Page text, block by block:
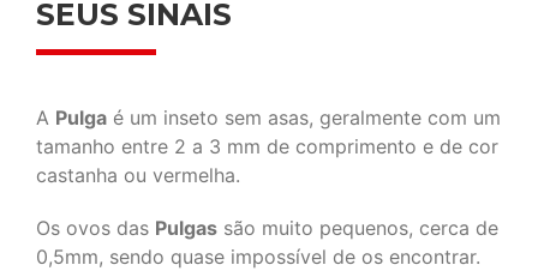
SEUS SINAIS
A Pulga é um inseto sem asas, geralmente com um
tamanho entre 2 a 3 mm de comprimento e de cor
castanha ou vermelha.
Os ovos das Pulgas são muito pequenos, cerca de
0,5mm, sendo quase impossível de os encontrar.